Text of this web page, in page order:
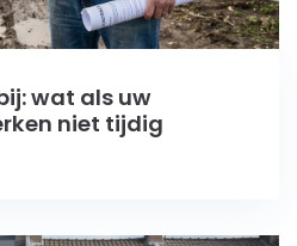
wat als uw
niet tijdig